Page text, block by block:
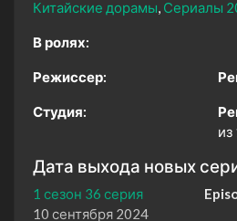
Китайские дорамы Сериалы
В ролях:
Режиссер:
Студия:
из
Дата выхода новых
1 сезон 36 серия
10 сентября 2024